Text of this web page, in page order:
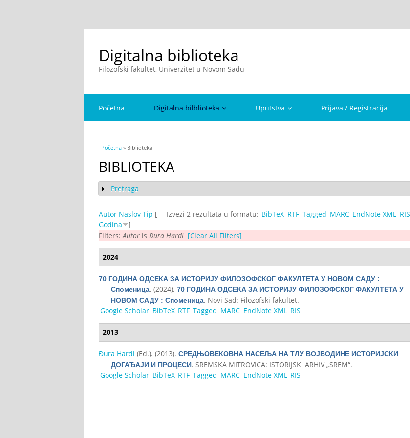
Digitalna biblioteka
Filozofski fakultet, Univerzitet u Novom Sadu
Početna Digitalna bilblioteka Uputstva Prijava / Registracija
You are here
Početna » Biblioteka
BIBLIOTEKA
Show
Pretraga
Izvezi 2 rezultata u formatu: BibTeX RTF Tagged MARC EndNote XML RIS
Autor Naslov Tip [
Godina
]
Filters: Autor is Đura Hardi [Clear All Filters]
2024
70 ГОДИНА ОДСЕКА ЗА ИСТОРИЈУ ФИЛОЗОФСКОГ ФАКУЛТЕТА У НОВОМ САДУ :
Споменица. (2024). 70 ГОДИНА ОДСЕКА ЗА ИСТОРИЈУ ФИЛОЗОФСКОГ ФАКУЛТЕТА У
НОВОМ САДУ : Споменица. Novi Sad: Filozofski fakultet.
Google Scholar BibTeX RTF Tagged MARC EndNote XML RIS
2013
Đura Hardi (Ed.). (2013). СРЕДЊОВЕКОВНА НАСЕЉА НА ТЛУ ВОЈВОДИНЕ ИСТОРИЈСКИ
ДОГАЂАЈИ И ПРОЦЕСИ. SREMSKA MITROVICA: ISTORIJSKI ARHIV „SREM“.
Google Scholar BibTeX RTF Tagged MARC EndNote XML RIS